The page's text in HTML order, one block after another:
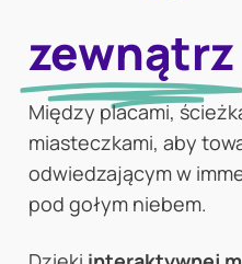
zewnątrz
Między placami,
miasteczkami, aby
odwiedzającym w
pod gołym niebem.